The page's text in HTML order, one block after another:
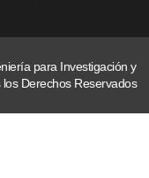
para Investigación y
Derechos Reservados